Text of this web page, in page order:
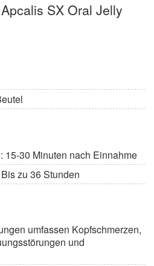
SX Oral Jelly
: 15-30 Minuten nach Einnahme
zu 36 Stunden
umfassen Kopfschmerzen,
und